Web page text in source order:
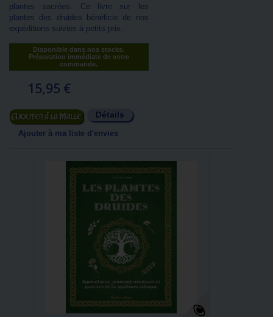
plantes sacrées. Ce livre sur les
plantes des druides bénéficie de nos
expéditions suivies à petits prix.
Disponible dans nos stocks.
Préparation immédiate de votre
commande.
15,95 €
Ajouter au panier Détails
Ajouter à ma liste d'envies